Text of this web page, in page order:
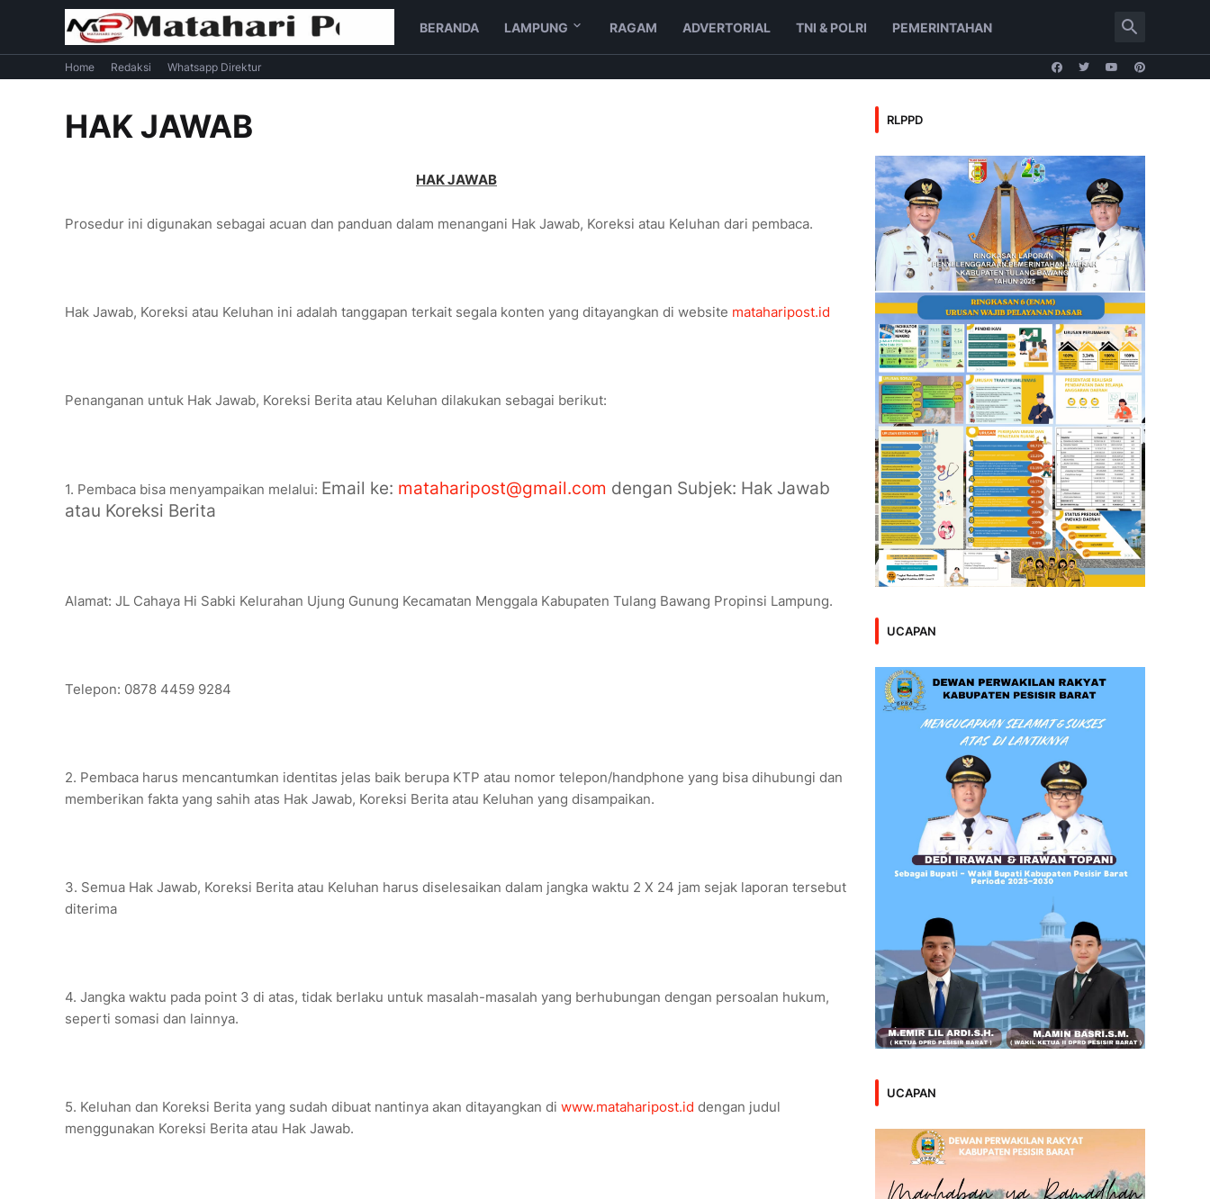
BERANDA LAMPUNG RAGAM ADVERTORIAL TNI & POLRI PEMERINTAHAN
Home Redaksi Whatsapp Direktur
HAK JAWAB
HAK JAWAB
Prosedur ini digunakan sebagai acuan dan panduan dalam menangani Hak Jawab, Koreksi atau Keluhan dari pembaca.
Hak Jawab, Koreksi atau Keluhan ini adalah tanggapan terkait segala konten yang ditayangkan di website mataharipost.id
Penanganan untuk Hak Jawab, Koreksi Berita atau Keluhan dilakukan sebagai berikut:
1. Pembaca bisa menyampaikan melalui: Email ke: mataharipost@gmail.com dengan Subjek: Hak Jawab
atau Koreksi Berita
Alamat: JL Cahaya Hi Sabki Kelurahan Ujung Gunung Kecamatan Menggala Kabupaten Tulang Bawang Propinsi Lampung.
Telepon: 0878 4459 9284
2. Pembaca harus mencantumkan identitas jelas baik berupa KTP atau nomor telepon/handphone yang bisa dihubungi dan
memberikan fakta yang sahih atas Hak Jawab, Koreksi Berita atau Keluhan yang disampaikan.
3. Semua Hak Jawab, Koreksi Berita atau Keluhan harus diselesaikan dalam jangka waktu 2 X 24 jam sejak laporan tersebut
diterima
4. Jangka waktu pada point 3 di atas, tidak berlaku untuk masalah-masalah yang berhubungan dengan persoalan hukum,
seperti somasi dan lainnya.
5. Keluhan dan Koreksi Berita yang sudah dibuat nantinya akan ditayangkan di www.mataharipost.id dengan judul
menggunakan Koreksi Berita atau Hak Jawab.
RLPPD
UCAPAN
UCAPAN